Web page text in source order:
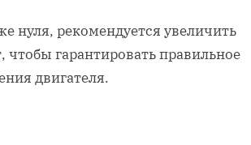
нуля, рекомендуется увеличить
чтобы гарантировать правильное
двигателя.